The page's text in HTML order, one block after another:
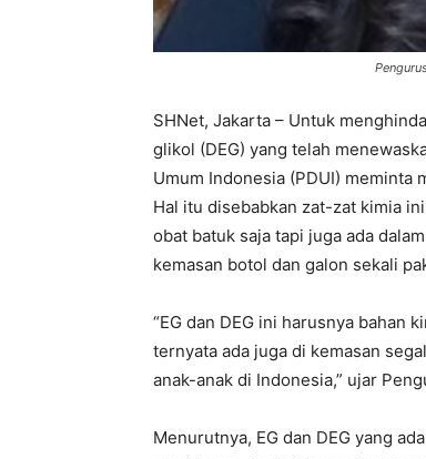
SHNet, Jakarta – Untuk
glikol (DEG) yang telah
Umum Indonesia (PDUI) meminta
Hal itu disebabkan zat-zat kimia
obat batuk saja tapi juga ada
kemasan botol dan galon sekali
“EG dan DEG ini harusnya bahan
ternyata ada juga di kemasan
anak-anak di Indonesia,” ujar
Menurutnya, EG dan DEG yang